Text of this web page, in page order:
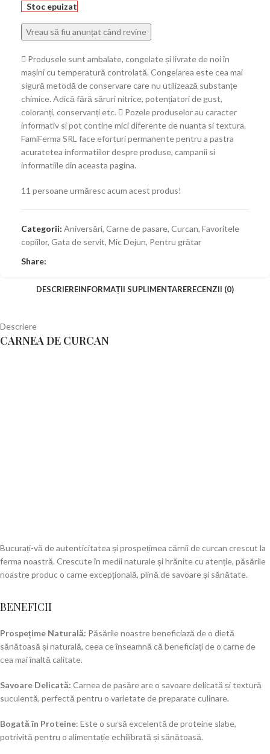
Stoc epuizat
Produsele sunt ambalate, congelate și livrate de noi în
mașini cu temperatură controlată. Congelarea este cea mai
sigură metodă de conservare care nu utilizează substanțe
chimice. Adică fără săruri nitrice, potențiatori de gust,
coloranți, conservanți etc.
Pozele produselor au caracter
informativ si pot contine mici diferente de nuanta si textura.
FamiFerma SRL face eforturi permanente pentru a pastra
acuratetea informatiilor despre produse, campanii si
informatiile din aceasta pagina.
11 persoane urmăresc acum acest produs!
Categorii: Aniversări, Carne de pasare, Curcan, Favoritele
copiilor, Gata de servit, Mic Dejun, Pentru grătar
Share:
DESCRIEREINFORMAȚII SUPLIMENTARERECENZII (0)
Descriere
CARNEA DE CURCAN
Bucurați-vă de autenticitatea și prospețimea cărnii de curcan crescut la
ferma noastră. Crescute în medii naturale și hrănite cu atenție, păsările
noastre produc o carne excepțională, plină de savoare și sănătate.
BENEFICII
Prospețime Naturală: Păsările noastre beneficiază de o dietă
sănătoasă și naturală, ceea ce înseamnă că beneficiați de o carne de
cea mai înaltă calitate.
Savoare Delicată: Carnea de pasăre are o savoare delicată și textură
suculentă, perfectă pentru o varietate de preparate culinare.
Bogată în Proteine: Este o sursă excelentă de proteine slabe,
potrivită pentru o alimentație echilibrată și sănătoasă.